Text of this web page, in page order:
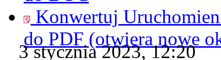
Konwertuj
do PDF (otwiera nowe
3 stycznia 2023, 12:20